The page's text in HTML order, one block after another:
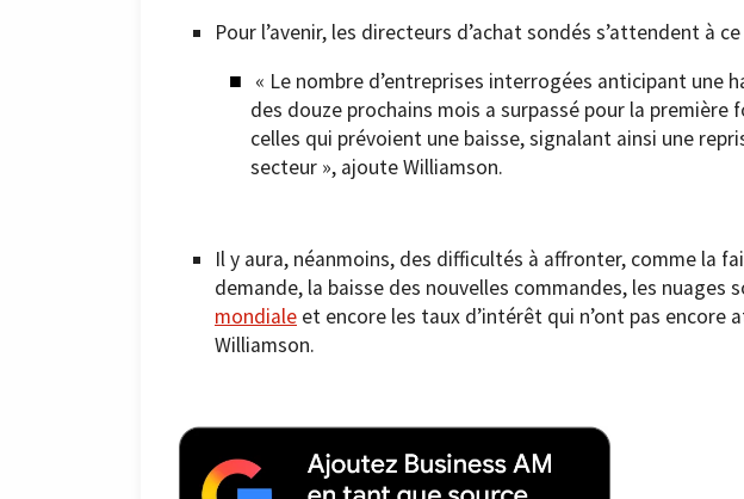
Pour l’avenir, les directeurs d’achat sondés s’attendent à
« Le nombre d’entreprises interrogées anticipant une
des douze prochains mois a surpassé pour la première
celles qui prévoient une baisse, signalant ainsi une
secteur », ajoute Williamson.
Il y aura, néanmoins, des difficultés à affronter, comme la
demande, la baisse des nouvelles commandes, les nuages
mondiale et encore les taux d’intérêt qui n’ont pas
Williamson.